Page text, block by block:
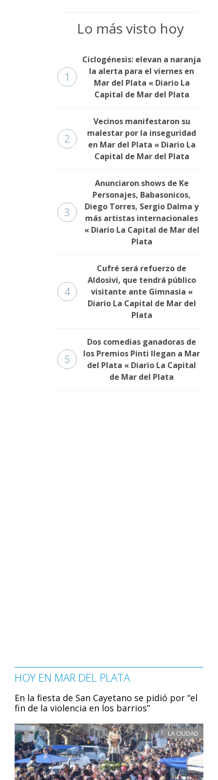
Lo más visto hoy
1
Ciclogénesis: elevan a naranja
la alerta para el viernes en
Mar del Plata « Diario La
Capital de Mar del Plata
2
Vecinos manifestaron su
malestar por la inseguridad
en Mar del Plata « Diario La
Capital de Mar del Plata
3
Anunciaron shows de Ke
Personajes, Babasonicos,
Diego Torres, Sergio Dalma y
más artistas internacionales
« Diario La Capital de Mar del
Plata
4
Cufré será refuerzo de
Aldosivi, que tendrá público
visitante ante Gimnasia «
Diario La Capital de Mar del
Plata
5
Dos comedias ganadoras de
los Premios Pinti llegan a Mar
del Plata « Diario La Capital
de Mar del Plata
HOY EN MAR DEL PLATA
En la fiesta de San Cayetano se pidió por “el
fin de la violencia en los barrios”
LA CIUDAD